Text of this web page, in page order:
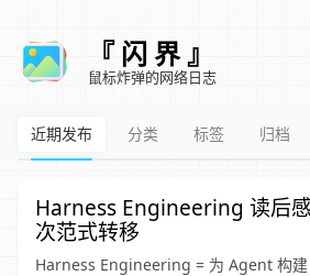
『 闪 界 』
鼠标炸弹的网络日志
近期发布 分类 标签 归档
Harness Engineering 读后
次范式转移
Harness Engineering = 为 Agent 构建